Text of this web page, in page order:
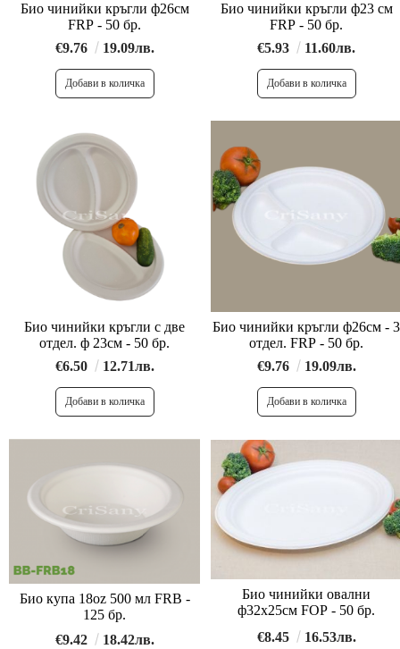
Био чинийки кръгли ф26см
FRP - 50 бр.
€9.76
19.09лв.
Био чинийки кръгли ф23 см
FRP - 50 бр.
€5.93
11.60лв.
Био чинийки кръгли с две
отдел. ф 23см - 50 бр.
€6.50
12.71лв.
Био чинийки кръгли ф26см - 3
отдел. FRP - 50 бр.
€9.76
19.09лв.
Био купа 18oz 500 мл FRB -
125 бр.
€9.42
18.42лв.
Био чинийки овални
ф32х25см FОP - 50 бр.
€8.45
16.53лв.